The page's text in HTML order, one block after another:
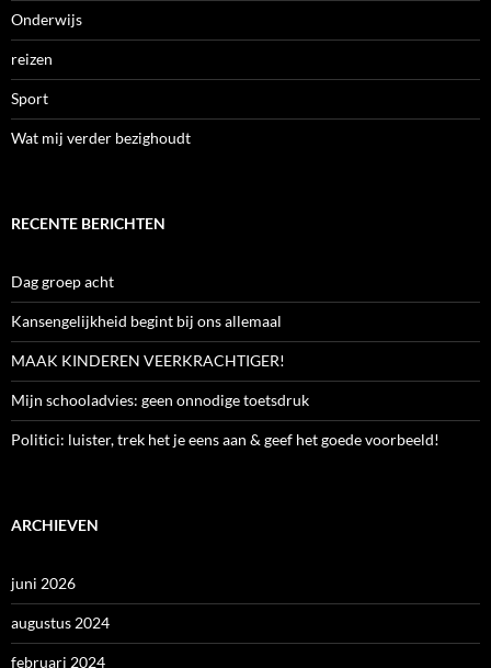
Onderwijs
reizen
Sport
Wat mij verder bezighoudt
RECENTE BERICHTEN
Dag groep acht
Kansengelijkheid begint bij ons allemaal
MAAK KINDEREN VEERKRACHTIGER!
Mijn schooladvies: geen onnodige toetsdruk
Politici: luister, trek het je eens aan & geef het goede voorbeeld!
ARCHIEVEN
juni 2026
augustus 2024
februari 2024